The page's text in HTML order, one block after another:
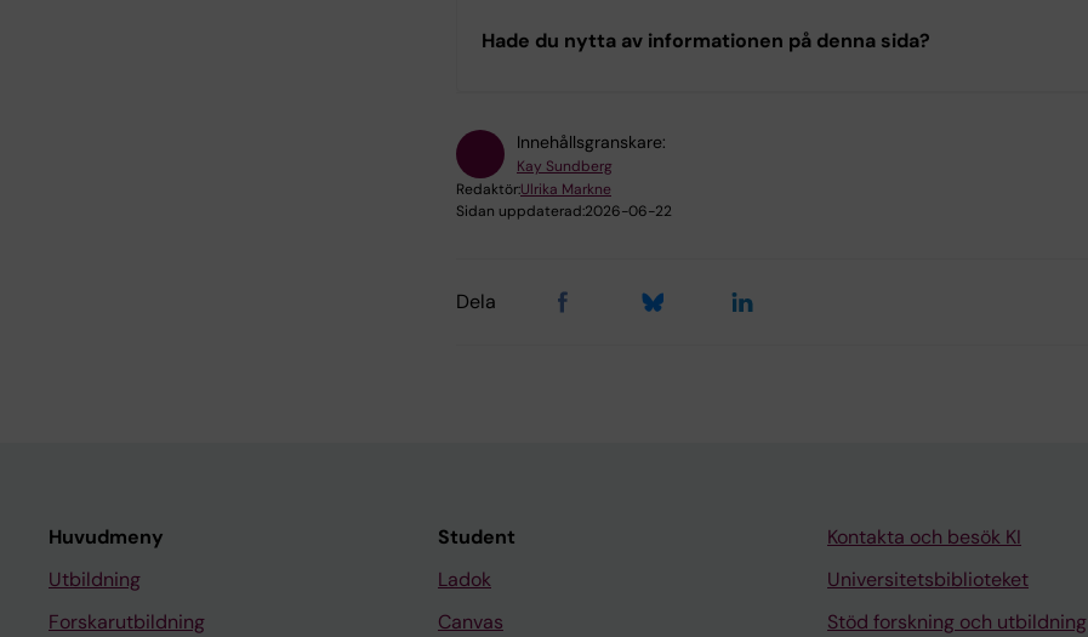
Hade du nytta av informationen på denna sida?
Innehållsgranskare:
Kay Sundberg
Redaktör:Ulrika Markne
Sidan uppdaterad:2026-06-22
Dela
Huvudmeny
Utbildning
Forskarutbildning
Student
Ladok
Canvas
Kontakta och besök KI
Universitetsbiblioteket
Stöd forskning och utbildning